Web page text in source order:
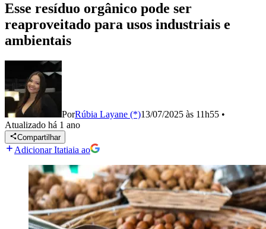
Esse resíduo orgânico pode ser
reaproveitado para usos industriais e
ambientais
PorRúbia Layane (*)13/07/2025 às 11h55 •
Atualizado há 1 ano
Compartilhar
Adicionar Itatiaia ao